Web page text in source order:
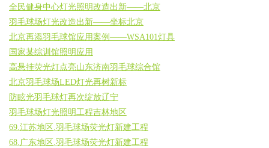
全民健身中心灯光照明改造出新——北京
羽毛球场灯光改造出新——坐标北京
北京再添羽毛球馆应用案例——WSA101灯具
国家某综训馆照明应用
高悬挂荧光灯点亮山东济南羽毛球综合馆
北京羽毛球场LED灯光再树新标
防眩光羽毛球灯再次绽放辽宁
羽毛球场灯光照明工程吉林地区
69.江苏地区.羽毛球场荧光灯新建工程
68.广东地区.羽毛球场荧光灯新建工程